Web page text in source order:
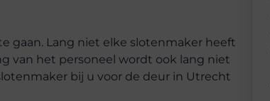
gaan. Lang niet elke slotenmaker heeft
van het personeel wordt ook lang niet
bij u voor de deur in Utrecht